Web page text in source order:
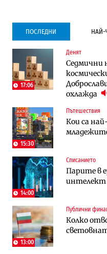
ПОСЛЕДНИ НАЙ-
17:06
Денят
Седмични
охлажда
15:30
Пътешествия
Кои са
14:00
Списанието
Парите в
интелект
13:00
Публични
Колко
Градоустройство
Столична
трасе по
работи с
Трафикът
медии
напълно
Градоустройство
Столична
трасе по
работи с
за износ